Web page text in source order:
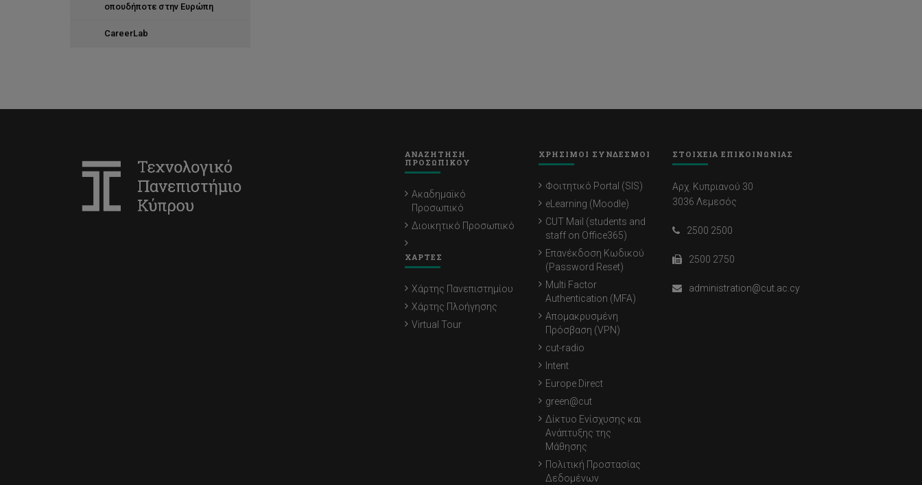
οπουδήποτε στην Ευρώπη
CareerLab
ΑΝΑΖΗΤΗΣΗ
ΠΡΟΣΩΠΙΚΟΥ
Ακαδημαϊκό
Προσωπικό
Διοικητικό Προσωπικό
ΧΑΡΤΕΣ
Χάρτης Πανεπιστημίου
Χάρτης Πλοήγησης
Virtual Tour
ΧΡΗΣΙΜΟΙ ΣΥΝΔΕΣΜΟΙ
Φοιτητικό Portal (SIS)
eLearning (Moodle)
CUT Mail (students and
staff on Office365)
Επανέκδοση Κωδικού
(Password Reset)
Multi Factor
Authentication (MFA)
Απομακρυσμένη
Πρόσβαση (VPN)
cut-radio
Intent
Europe Direct
green@cut
Δίκτυο Ενίσχυσης και
Ανάπτυξης της
Μάθησης
Πολιτική Προστασίας
Δεδομένων
ΣΤΟΙΧΕΙΑ ΕΠΙΚΟΙΝΩΝΙΑΣ
Αρχ. Κυπριανού 30
3036 Λεμεσός
2500 2500
2500 2750
administration@cut.ac.cy